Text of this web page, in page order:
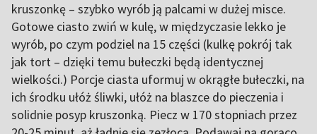
kruszonkę – szybko wyrób ją palcami w dużej misce.
Gotowe ciasto zwiń w kulę, w międzyczasie lekko je
wyrób, po czym podziel na 15 części (kulkę pokrój tak
jak tort – dzięki temu bułeczki będą identycznej
wielkości.) Porcje ciasta uformuj w okrągłe bułeczki, na
ich środku ułóż śliwki, ułóż na blaszce do pieczenia i
solidnie posyp kruszonką. Piecz w 170 stopniach przez